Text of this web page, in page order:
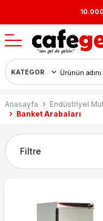
10.000
Anasayfa Endüstriyel
Banket Arabaları
Filtre